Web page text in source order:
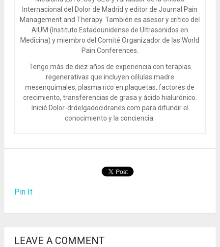
Internacional del Dolor de Madrid y editor de Journal Pain
Management and Therapy. También es asesor y crítico del
AIUM (Instituto Estadounidense de Ultrasonidos en
Medicina) y miembro del Comité Organizador de las World
Pain Conferences.
Tengo más de diez años de experiencia con terapias
regenerativas que incluyen células madre
mesenquimales, plasma rico en plaquetas, factores de
crecimiento, transferencias de grasa y ácido hialurónico.
Inicié Dolor-drdelgadocidranes.com para difundir el
conocimiento y la conciencia.
Pin It
LEAVE A COMMENT